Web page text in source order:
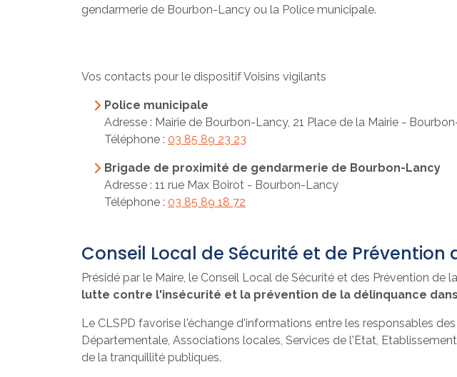
gendarmerie de Bourbon-Lancy ou la Police municipale.
Vos contacts pour le dispositif Voisins vigilants
Police municipale
Adresse : Mairie de Bourbon-Lancy, 21 Place de la Mairie -
Téléphone : 03 85 89 23 23
Brigade de proximité de gendarmerie de Bourbon-Lancy
Adresse : 11 rue Max Boirot - Bourbon-Lancy
Téléphone : 03 85 89 18 72
Conseil Local de Sécurité et de Prévention
Présidé par le Maire, le Conseil Local de Sécurité et des Prévention de
lutte contre l'insécurité et la prévention de la délinquance
Le CLSPD favorise l'échange d'informations entre les responsables
Départementale, Associations locales, Services de l'Etat,
de la tranquillité publiques.